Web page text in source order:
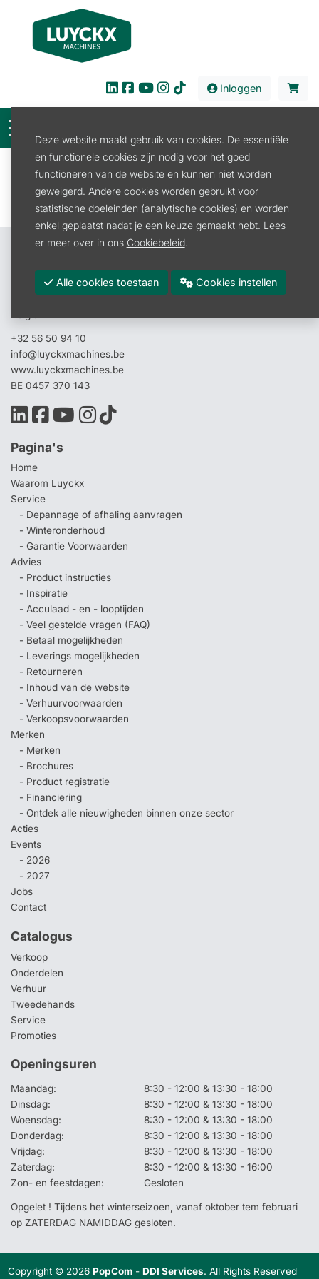
Inloggen
Filter
Contacteer ons
Luyckx Machines BV
Roeselarestraat 4A
+32 56 50 94 10
info@luyckxmachines.be
www.luyckxmachines.be
BE 0457 370 143
Pagina's
Home
Waarom Luyckx
Service
- Depannage of afhaling aanvragen
- Winteronderhoud
- Garantie Voorwaarden
Advies
- Product instructies
- Inspiratie
- Acculaad - en - looptijden
- Veel gestelde vragen (FAQ)
- Betaal mogelijkheden
- Leverings mogelijkheden
- Retourneren
- Inhoud van de website
- Verhuurvoorwaarden
- Verkoopsvoorwaarden
Merken
- Merken
- Brochures
- Product registratie
- Financiering
- Ontdek alle nieuwigheden binnen onze sector
Acties
Events
- 2026
- 2027
Jobs
Contact
Catalogus
Verkoop
Onderdelen
Verhuur
Tweedehands
Service
Promoties
Openingsuren
Maandag:
8:30 - 12:00 & 13:30 - 18:00
Dinsdag:
8:30 - 12:00 & 13:30 - 18:00
Woensdag:
8:30 - 12:00 & 13:30 - 18:00
Donderdag:
8:30 - 12:00 & 13:30 - 18:00
Vrijdag:
8:30 - 12:00 & 13:30 - 18:00
Zaterdag:
8:30 - 12:00 & 13:30 - 16:00
Zon- en feestdagen:
Gesloten
Opgelet ! Tijdens het winterseizoen, vanaf oktober tem februari
op ZATERDAG NAMIDDAG gesloten.
Copyright © 2026PopCom -DDI Services. All Rights Reserved
Deze website maakt gebruik van cookies. De essentiële
en functionele cookies zijn nodig voor het goed
functioneren van de website en kunnen niet worden
geweigerd. Andere cookies worden gebruikt voor
statistische doeleinden (analytische cookies) en worden
enkel geplaatst nadat je een keuze gemaakt hebt. Lees
er meer over in ons Cookiebeleid.
Alle cookies toestaan Cookies instellen